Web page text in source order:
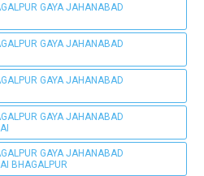
GAYA JAHANABAD
GAYA JAHANABAD
GAYA JAHANABAD
GAYA JAHANABAD
GAYA JAHANABAD
BHAGALPUR